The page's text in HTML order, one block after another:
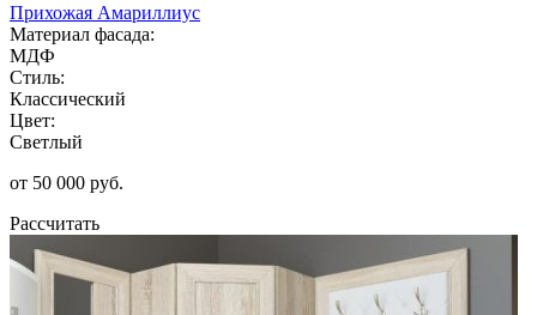
Прихожая Амариллиус
Материал фасада:
МДФ
Стиль:
Классический
Цвет:
Светлый
от 50 000 руб.
Рассчитать